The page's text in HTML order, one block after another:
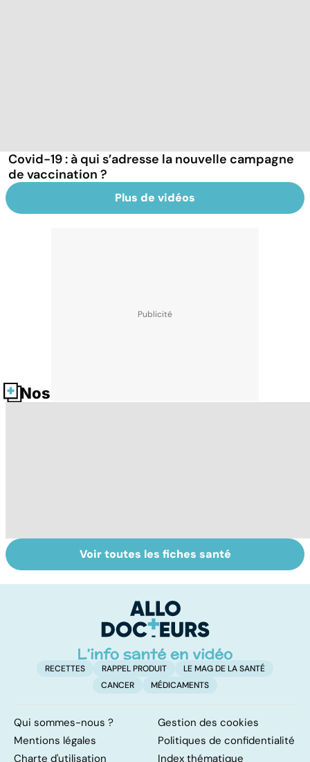
Covid-19 : à qui s’adresse la nouvelle campagne
de vaccination ?
Plus de vidéos
Nos fiches santé
Tout savoir sur
les infections
Inflammation des
amygdales : que
d'angine ?
Voir toutes les fiches santé
RECETTES RAPPEL PRODUIT
LE MAG DE LA SANTÉ
CANCER
MÉDICAMENTS
Qui sommes-nous ?
Gestion des cookies
Mentions légales
Politiques de confidentialité
Charte d'utilisation
Index thématique